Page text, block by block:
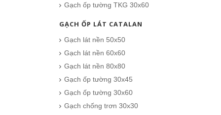
Gạch ốp tường TKG 30x60
GẠCH ỐP LÁT CATALAN
Gạch lát nền 50x50
Gạch lát nền 60x60
Gạch lát nền 80x80
Gạch ốp tường 30x45
Gạch ốp tường 30x60
Gạch chống trơn 30x30